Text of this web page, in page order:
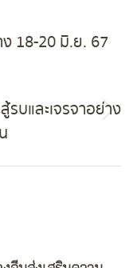
ง 18-20 มิ.ย. 67
รบและเจรจาอย่าง